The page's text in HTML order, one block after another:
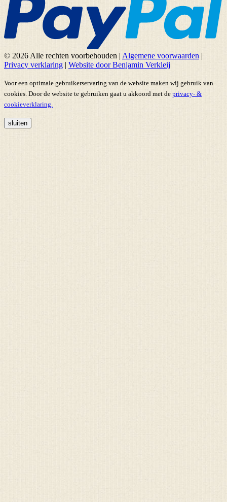
© 2026 Alle rechten voorbehouden | Algemene voorwaarden |
Privacy verklaring | Website door Benjamin Verkleij
Voor een optimale gebruikerservaring van de website maken wij gebruik van
cookies. Door de website te gebruiken gaat u akkoord met de privacy- &
cookieverklaring.
sluiten